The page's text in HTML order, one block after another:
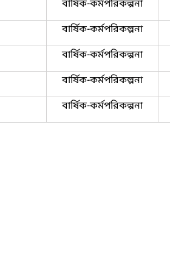
বার্ষিক-কর্মপরিকল্পনা
বার্ষিক-কর্মপরিকল্পনা
বার্ষিক-কর্মপরিকল্পনা
বার্ষিক-কর্মপরিকল্পনা
বার্ষিক-কর্মপরিকল্পনা